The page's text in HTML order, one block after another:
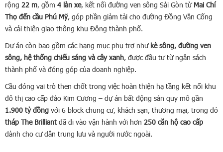
rộng 22 m, gồm 4 làn xe, kết nối đường ven sông Sài Gòn từ Mai Chí
Thọ đến cầu Phú Mỹ, góp phần giảm tải cho đường Đồng Văn Cống
và cải thiện giao thông khu Đông thành phố.
Dự án còn bao gồm các hạng mục phụ trợ như kè sông, đường ven
sông, hệ thống chiếu sáng và cây xanh, được đầu tư từ ngân sách
thành phố và đóng góp của doanh nghiệp.
Cầu đóng vai trò then chốt trong việc hoàn thiện hạ tầng kết nối khu
đô thị cao cấp đảo Kim Cương – dự án bất động sản quy mô gần
1.900 tỷ đồng với 6 block chung cư, khách sạn, thương mại, trong đó
tháp The Brilliantđã đi vào vận hành với hơn 250 căn hộ cao cấp
dành cho cư dân trung lưu và người nước ngoài.